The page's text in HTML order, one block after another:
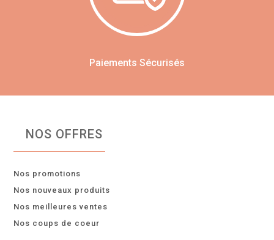
Paiements Sécurisés
NOS OFFRES
Nos promotions
Nos nouveaux produits
Nos meilleures ventes
Nos coups de coeur